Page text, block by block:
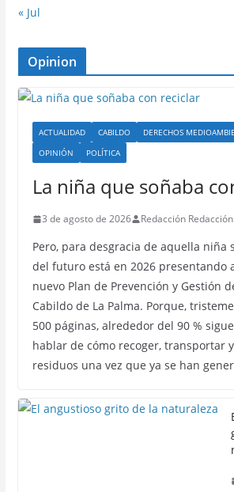
« Jul
Opinion
ACTUALIDAD CABILDO DERECHOS
OPINIÓN
POLÍTICA
La niña que soñaba
3 de agosto de 2026 Redacción Redacción
Pero, para desgracia de aquella niña
del futuro está en 2026 presentando
nuevo Plan de Prevención y Gestión
Cabildo de La Palma. Porque,
500 páginas, alrededor del 90 %
hablar de cómo recoger, transportar
residuos una vez que ya se han